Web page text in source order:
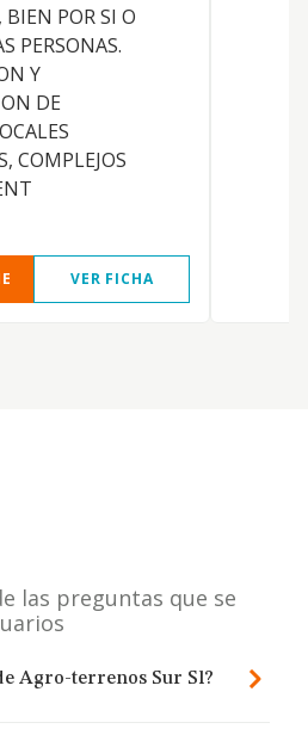
BIEN POR SI O
PERSONAS.
Y
DE
COMPLEJOS
VER FICHA
las preguntas que se
Agro-terrenos Sur Sl?